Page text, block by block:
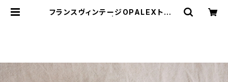
フランスヴィンテージOPALEXトレイ